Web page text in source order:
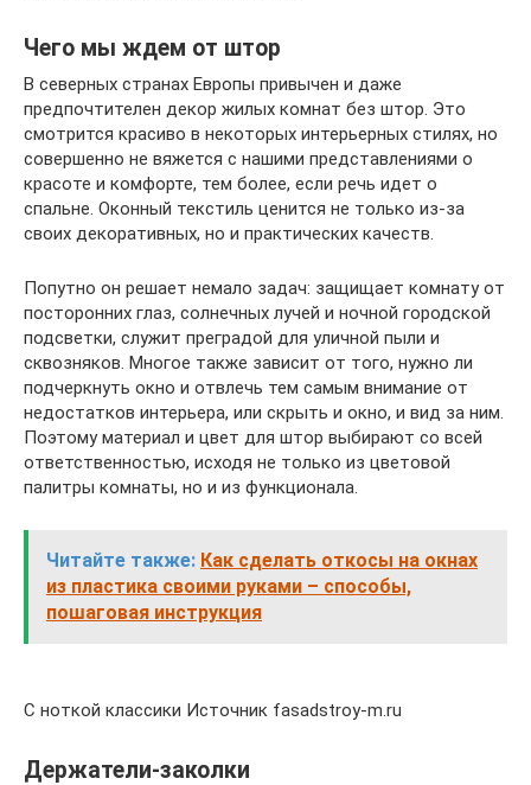
Чего мы ждем от штор
В северных странах Европы привычен и даже
предпочтителен декор жилых комнат без штор. Это
смотрится красиво в некоторых интерьерных стилях, но
совершенно не вяжется с нашими представлениями о
красоте и комфорте, тем более, если речь идет о
спальне. Оконный текстиль ценится не только из-за
своих декоративных, но и практических качеств.
Попутно он решает немало задач: защищает комнату от
посторонних глаз, солнечных лучей и ночной городской
подсветки, служит преградой для уличной пыли и
сквозняков. Многое также зависит от того, нужно ли
подчеркнуть окно и отвлечь тем самым внимание от
недостатков интерьера, или скрыть и окно, и вид за ним.
Поэтому материал и цвет для штор выбирают со всей
ответственностью, исходя не только из цветовой
палитры комнаты, но и из функционала.
Читайте также: Как сделать откосы на окнах
из пластика своими руками – способы,
пошаговая инструкция
С ноткой классики Источник fasadstroy-m.ru
Держатели-заколки